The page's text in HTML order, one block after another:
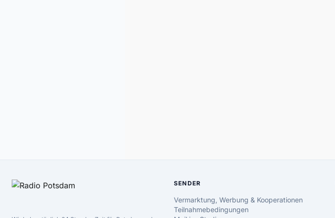
SENDER
Vermarktung, Werbung & Kooperationen
Teilnahmebedingungen